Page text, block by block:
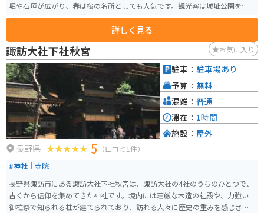
堀や石垣が広がり、春は桜の名所としても人気です。観光客は城址公園を散
策しながら、歴史博物館で城の歴史を学べます。 バイクで訪れる場合、周辺
には駐車スペースが整っているため安心です。また、周辺は信州の自然豊か
な環境で、ツーリングにも最適。季節ごとの自然美と歴史を楽しめるスポッ
トとしておすすめです。高島城周辺の温泉も観光の疲れを癒すのに便利です。
詳しく見る
諏訪大社下社秋宮 お気に入り
長野県 5 （口コミ1件）
#神社｜寺院
長野県諏訪市にある諏訪大社下社秋宮は、諏訪大社の4社のうちのひとつで、
古くから信仰を集めてきた神社です。境内には荘厳な木造の社殿や、力強い
御柱祭で知られる柱が建てられており、訪れる人々に歴史の重みを感じさせ
駐車： 駐車場あり
予算： 無料
混雑： 普通
滞在： 1時間
施設： 屋外